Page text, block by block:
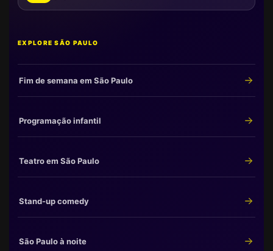
EXPLORE SÃO PAULO
Fim de semana em São Paulo
Programação infantil
Teatro em São Paulo
Stand-up comedy
São Paulo à noite